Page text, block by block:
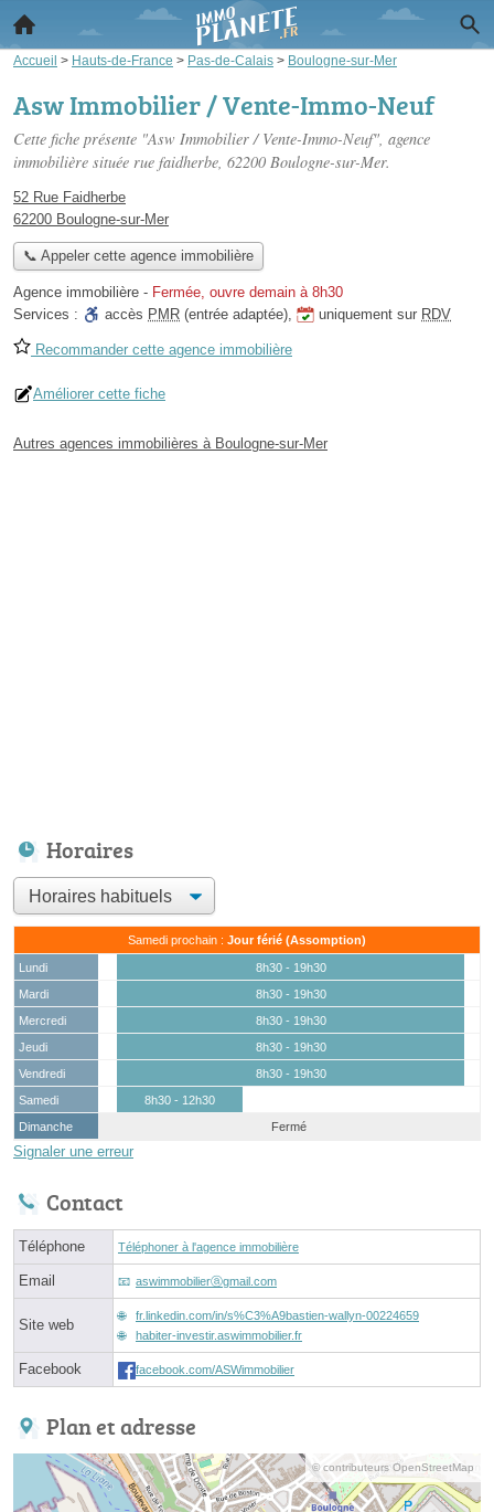
Accueil > Hauts-de-France > Pas-de-Calais > Boulogne-sur-Mer
Asw Immobilier / Vente-Immo-Neuf
Cette fiche présente "Asw Immobilier / Vente-Immo-Neuf", agence
immobilière située rue faidherbe, 62200 Boulogne-sur-Mer.
52 Rue Faidherbe
62200 Boulogne-sur-Mer
📞 Appeler cette agence immobilière
Agence immobilière - Fermée, ouvre demain à 8h30
Services :
accès PMR (entrée adaptée), uniquement sur RDV
Recommander cette agence immobilière
Améliorer cette fiche
Autres agences immobilières à Boulogne-sur-Mer
Horaires
Samedi prochain : Jour férié (Assomption)
Lundi
8h30 - 19h30
Mardi
8h30 - 19h30
Mercredi
8h30 - 19h30
Jeudi
8h30 - 19h30
Vendredi
8h30 - 19h30
Samedi
8h30 - 12h30
Dimanche
Fermé
Signaler une erreur
Contact
Téléphone Téléphoner à l'agence immobilière
Email aswimmobilierⓐgmail.com
Site web
fr.linkedin.com/in/s%C3%A9bastien-wallyn-00224659
habiter-investir.aswimmobilier.fr
Facebook facebook.com/ASWimmobilier
Plan et adresse
© contributeurs OpenStreetMap